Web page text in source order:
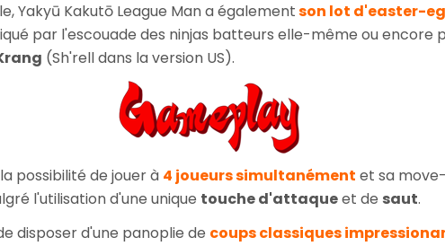
Yakyū Kakutō League Man a égalementson lot d'easter-
par l'escouade des ninjas batteurs elle-même ou encore
(Sh'rell dans la version US).
possibilité de jouer à 4 joueurs simultanément et sa
l'utilisation d'une unique touche d'attaqueet de saut.
disposer d'une panoplie de coups classiques